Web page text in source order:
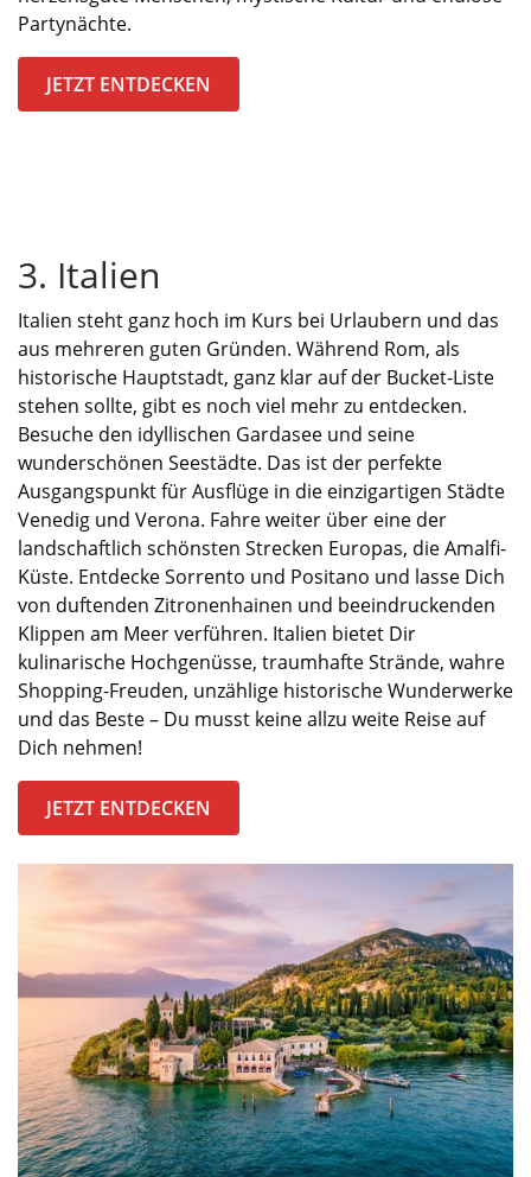
Partynächte.
JETZT ENTDECKEN
3. Italien
Italien steht ganz hoch im Kurs bei Urlaubern und das
aus mehreren guten Gründen. Während Rom, als
historische Hauptstadt, ganz klar auf der Bucket-Liste
stehen sollte, gibt es noch viel mehr zu entdecken.
Besuche den idyllischen Gardasee und seine
wunderschönen Seestädte. Das ist der perfekte
Ausgangspunkt für Ausflüge in die einzigartigen Städte
Venedig und Verona. Fahre weiter über eine der
landschaftlich schönsten Strecken Europas, dieAmalfi-
Küste. Entdecke Sorrento und Positano und lasse Dich
von duftenden Zitronenhainen und beeindruckenden
Klippen am Meer verführen. Italien bietet Dir
kulinarische Hochgenüsse, traumhafte Strände, wahre
Shopping-Freuden, unzählige historische Wunderwerke
und das Beste– Du musst keine allzu weite Reise auf
Dich nehmen!
JETZT ENTDECKEN